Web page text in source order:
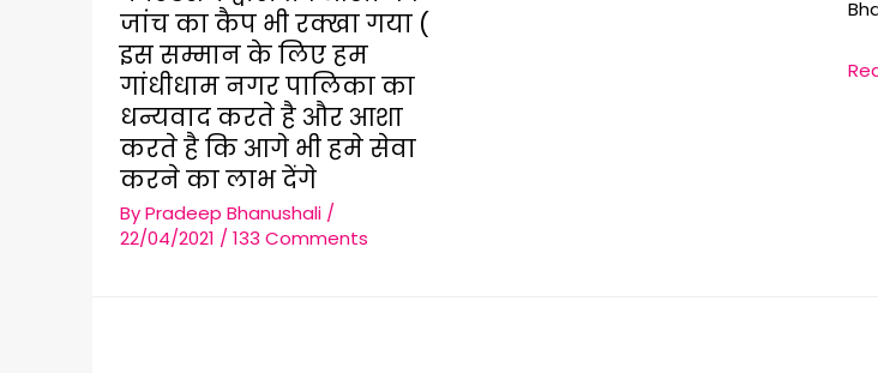
जांच का कैप भी रक्खा गया (
इस सम्मान के लिए हम
गांधीधाम नगर पालिका का
धन्यवाद करते है और आशा
करते है कि आगे भी हमे सेवा
करने का लाभ देंगे
ByPradeep Bhanushali /
22/04/2021 / 133 Comments